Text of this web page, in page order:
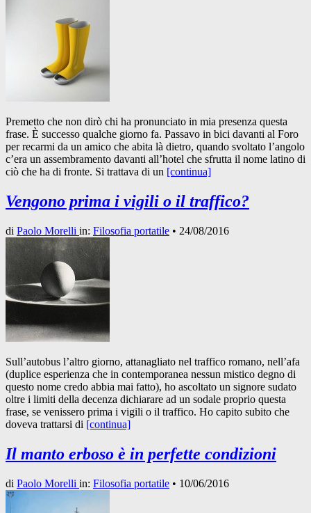
Premetto che non dirò chi ha pronunciato in mia presenza questa
frase. È successo qualche giorno fa. Passavo in bici davanti al Foro
per recarmi da un amico che abita là dietro, quando svoltato l’angolo
c’era un assembramento davanti all’hotel che sfrutta il nome latino di
ciò che ha di fronte. Si trattava di un [continua]
Vengono prima i vigili o il traffico?
di Paolo Morelli in: Filosofia portatile • 24/08/2016
Sull’autobus l’altro giorno, attanagliato nel traffico romano, nell’afa
(duplice esperienza che in contemporanea nessun mistico degno di
questo nome credo abbia mai fatto), ho ascoltato un signore sudato
oltre i limiti della decenza dichiarare ad un sodale proprio questa
frase, se venissero prima i vigili o il traffico. Ho capito subito che
doveva trattarsi di [continua]
Il manto erboso è in perfette condizioni
di Paolo Morelli in: Filosofia portatile • 10/06/2016